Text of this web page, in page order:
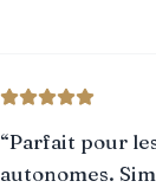
“Parfait pour
autonomes.